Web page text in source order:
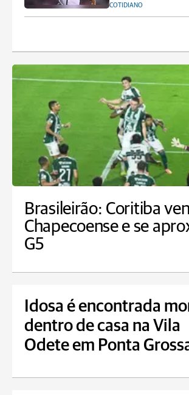
COTIDIANO
Brasileirão: Coritiba
Chapecoense e se
G5
Idosa é encontrada
dentro de casa na Vila
Odete em Ponta